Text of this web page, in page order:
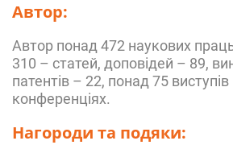
Автор:
Автор понад 472 наукових
310 – статей, доповідей – 89,
патентів – 22, понад 75 виступів
конференціях.
Нагороди та подяки: